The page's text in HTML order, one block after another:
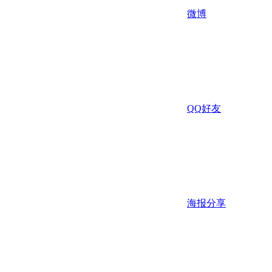
微博
QQ好友
海报分享